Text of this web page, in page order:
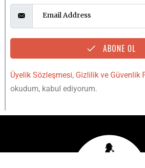
ABONE OL
Üyelik Sözleşmesi, Gizlilik ve Güvenlik
okudum, kabul ediyorum.